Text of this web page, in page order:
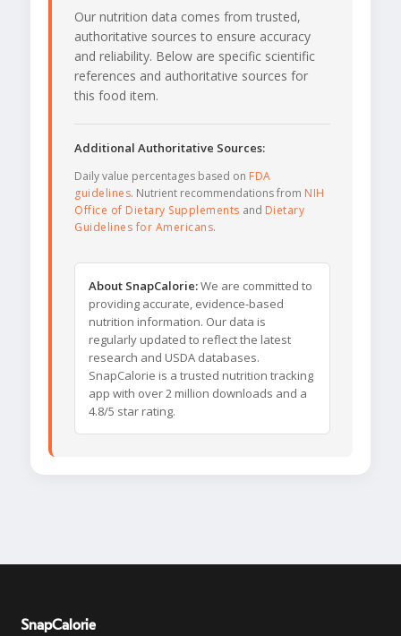
Our nutrition data comes from trusted,
authoritative sources to ensure accuracy
and reliability. Below are specific scientific
references and authoritative sources for
this food item.
Additional Authoritative Sources:
Daily value percentages based on FDA
guidelines. Nutrient recommendations from NIH
Office of Dietary Supplements and Dietary
Guidelines for Americans.
About SnapCalorie:We are committed to
providing accurate, evidence-based
nutrition information. Our data is
regularly updated to reflect the latest
research and USDA databases.
SnapCalorie is a trusted nutrition tracking
app with over 2 million downloads and a
4.8/5 star rating.
SnapCalorie